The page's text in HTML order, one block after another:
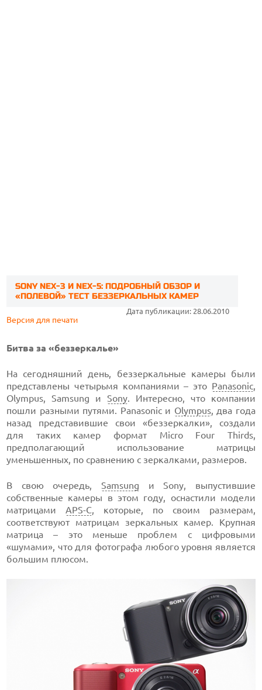
SONY NEX-3 И NEX-5: ПОДРОБНЫЙ ОБЗОР И
«ПОЛЕВОЙ» ТЕСТ БЕЗЗЕРКАЛЬНЫХ КАМЕР
Дата публикации: 28.06.2010
Версия для печати
Битва за «беззеркалье»
На сегодняшний день, беззеркальные камеры были
представлены четырьмя компаниями – это Panasonic,
Olympus, Samsung и Sony. Интересно, что компании
пошли разными путями. Panasonic и Olympus, два года
назад представившие свои «беззеркалки», создали
для таких камер формат Micro Four Thirds,
предполагающий использование матрицы
уменьшенных, по сравнению с зеркалками, размеров.
В свою очередь, Samsung и Sony, выпустившие
собственные камеры в этом году, оснастили модели
матрицамиAPS-C, которые, по своим размерам,
соответствуют матрицам зеркальных камер. Крупная
матрица – это меньше проблем с цифровыми
«шумами», что для фотографа любого уровня является
большим плюсом.